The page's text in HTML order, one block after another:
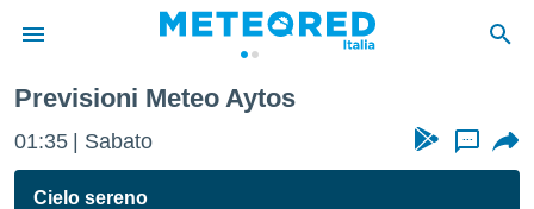
di
Previsioni Meteo Aytos
01:35 Sabato ...
Cielo sereno